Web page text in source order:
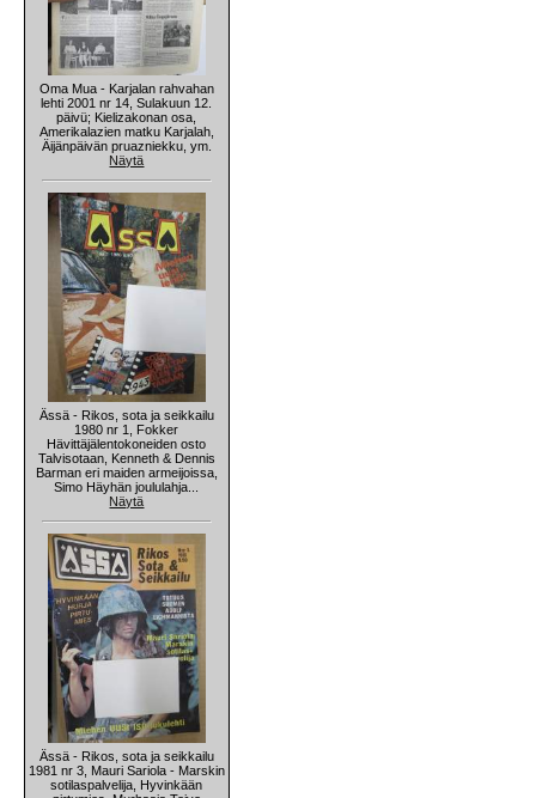
Oma Mua - Karjalan rahvahan
lehti 2001 nr 14, Sulakuun 12.
päivü; Kielizakonan osa,
Amerikalazien matku Karjalah,
Äijänpäivän pruazniekku, ym.
Näytä
Ässä - Rikos, sota ja seikkailu
1980 nr 1, Fokker
Hävittäjälentokoneiden osto
Talvisotaan, Kenneth & Dennis
Barman eri maiden armeijoissa,
Simo Häyhän joululahja...
Näytä
Ässä - Rikos, sota ja seikkailu
1981 nr 3, Mauri Sariola - Marskin
sotilaspalvelija, Hyvinkään